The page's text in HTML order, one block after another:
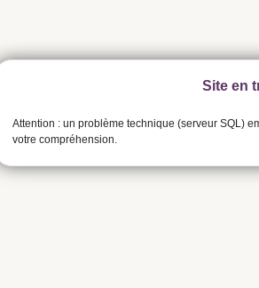
Site en
Attention : un problème technique (serveur SQL)
votre compréhension.